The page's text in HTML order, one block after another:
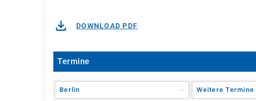
DOWNLOAD PDF
Termine
Berlin Weitere Termine